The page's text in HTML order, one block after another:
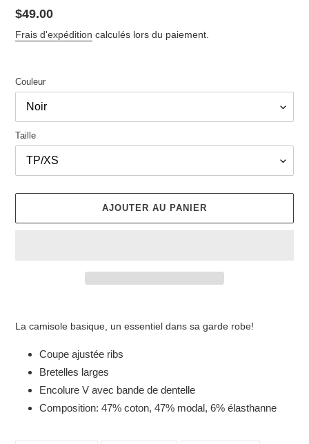
Prix
normal
$49.00
Frais d'expédition calculés lors du paiement.
Couleur
Taille
AJOUTER AU PANIER
panier
La camisole basique, un essentiel dans sa garde robe!
Coupe ajustée ribs
Bretelles larges
Encolure V avec bande de dentelle
Composition: 47% coton, 47% modal, 6% élasthanne